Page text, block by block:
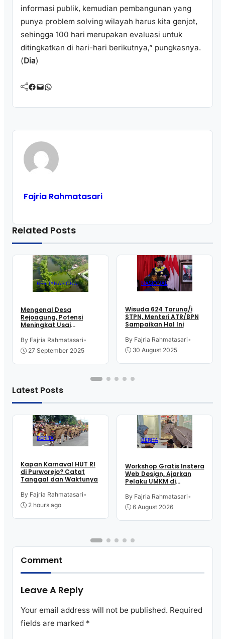
informasi publik, kemudian pembangunan yang
punya problem solving wilayah harus kita genjot,
sehingga 100 hari merupakan evaluasi untuk
ditingkatkan di hari-hari berikutnya,” pungkasnya.
(Dia)
Facebook Mail WhatsApp
Fajria Rahmatasari
Related Posts
BERITANASIONAL
Mengenal Desa
Rejoagung, Potensi
Meningkat Usai
Akses Reforma Agraria*
By Fajria Rahmatasari•
27 September 2025
NASIONAL
Wisuda 624 Taruna/i
STPN, Menteri ATR/BPN
Sampaikan Hal Ini
By Fajria Rahmatasari•
30 August 2025
Latest Posts
BERITA
Kapan Karnaval HUT RI
di Purworejo? Catat
Tanggal dan Waktunya
By Fajria Rahmatasari•
2 hours ago
BERITA
Workshop Gratis Instera
Web Design, Ajarkan
Pelaku UMKM di
Teknologi Digital buat
Jualan
By Fajria Rahmatasari•
6 August 2026
Comment
Leave A Reply
Your email address will not be published. Required
fields are marked *